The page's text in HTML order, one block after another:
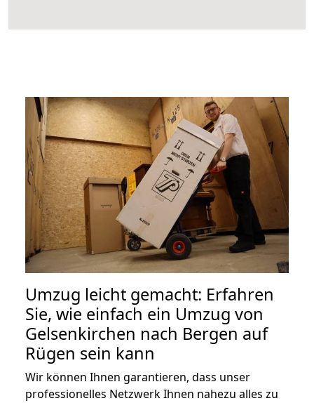
Umzug leicht gemacht: Erfahren
Sie, wie einfach ein Umzug von
Gelsenkirchen nach Bergen auf
Rügen sein kann
Wir können Ihnen garantieren, dass unser
professionelles Netzwerk Ihnen nahezu alles zu